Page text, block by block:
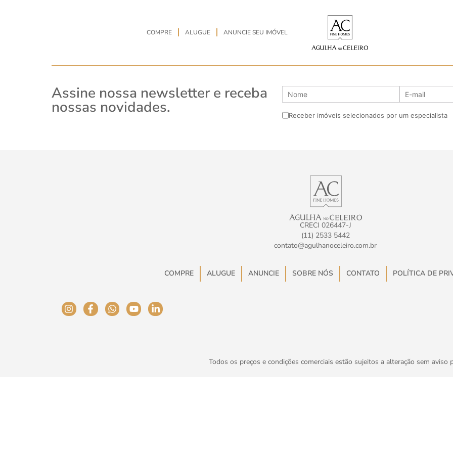
COMPRE ALUGUE ANUNCIE SEU IMÓVEL
Assine nossa newsletter e receba
nossas novidades. Receber imóveis selecionados por um especialista
CRECI 026447-J
(11) 2533 5442
contato@agulhanoceleiro.com.br
COMPRE ALUGUE ANUNCIE SOBRE NÓS CONTATO POLÍTICA DE
Todos os preços e condições comerciais estão sujeitos a alteração sem aviso